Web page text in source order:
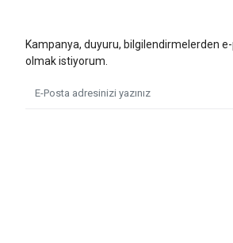
Kampanya, duyuru, bilgilendirmelerden
olmak istiyorum.